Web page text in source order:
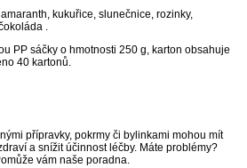
kukuřice, slunečnice, rozinky,
.
PP sáčky o hmotnosti 250 g, karton obsahuje
40 kartonů.
přípravky, pokrmy či bylinkami mohou mít
a snížit účinnost léčby. Máte problémy?
vám naše poradna.